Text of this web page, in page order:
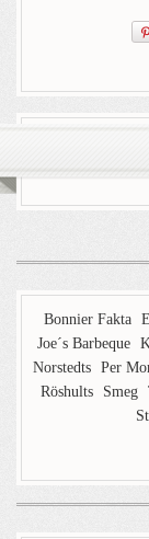
Bonnier Fakta
Joe´s Barbeque
Norstedts Per
Röshults
Smeg